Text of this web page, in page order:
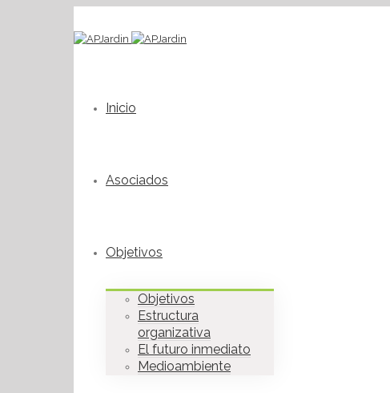
Inicio
Asociados
Objetivos
Objetivos
Estructura
organizativa
El futuro inmediato
Medioambiente